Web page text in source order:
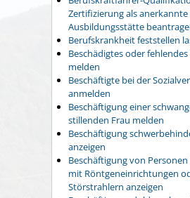
Zertifizierung als anerkannte
Ausbildungsstätte
Berufskrankheit feststellen
Beschädigtes oder
melden
Beschäftigte bei der
anmelden
Beschäftigung einer
stillenden Frau melden
Beschäftigung
anzeigen
Beschäftigung von
mit Röntgeneinrichtungen
Störstrahlern anzeigen